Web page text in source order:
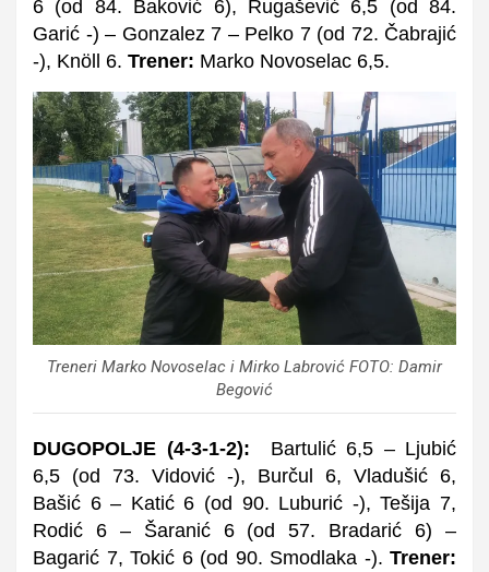
6 (od 84. Baković 6), Rugašević 6,5 (od 84.
Garić -) – Gonzalez 7 – Pelko 7 (od 72. Čabrajić
-), Knöll 6. Trener: Marko Novoselac 6,5.
Treneri Marko Novoselac i Mirko Labrović FOTO: Damir
Begović
DUGOPOLJE (4-3-1-2): Bartulić 6,5 – Ljubić
6,5 (od 73. Vidović -), Burčul 6, Vladušić 6,
Bašić 6 – Katić 6 (od 90. Luburić -), Tešija 7,
Rodić 6 – Šaranić 6 (od 57. Bradarić 6) –
Bagarić 7, Tokić 6 (od 90. Smodlaka -). Trener: